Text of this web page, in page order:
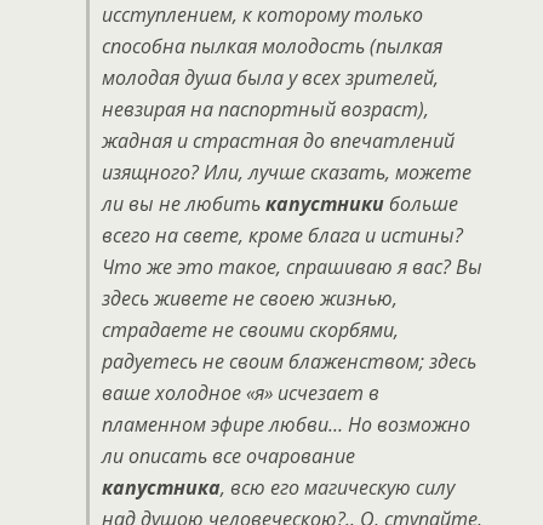
исступлением, к которому только
способна пылкая молодость (пылкая
молодая душа была у всех зрителей,
невзирая на паспортный возраст),
жадная и страстная до впечатлений
изящного? Или, лучше сказать, можете
ли вы не любитькапустникибольше
всего на свете, кроме блага и истины?
Что же это такое, спрашиваю явас? Вы
здесь живете не своею жизнью,
страдаете не своими скорбями,
радуетесь не своим блаженством; здесь
ваше холодное «я» исчезает в
пламенном эфире любви… Но возможно
ли описать все очарование
капустника, всю его магическую силу
над душою человеческою?.. О, ступайте,